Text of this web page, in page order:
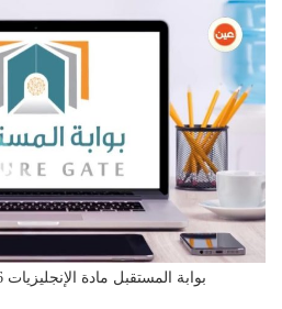
بوابة المستقبل مادة الإنجليزيات 6 flying high مقررات